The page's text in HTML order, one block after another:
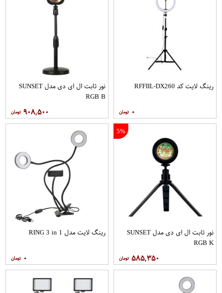
رینگ لایت کد RFFIIL-DX260
۰
نور ثابت ال ای دی مدل SUNSET
RGB B
۹۰۸,۵۰۰
5%
نور ثابت ال ای دی مدل SUNSET
RGB K
۵۸۵,۳۵۰
رینگ لایت مدل RING 3 in 1
۰